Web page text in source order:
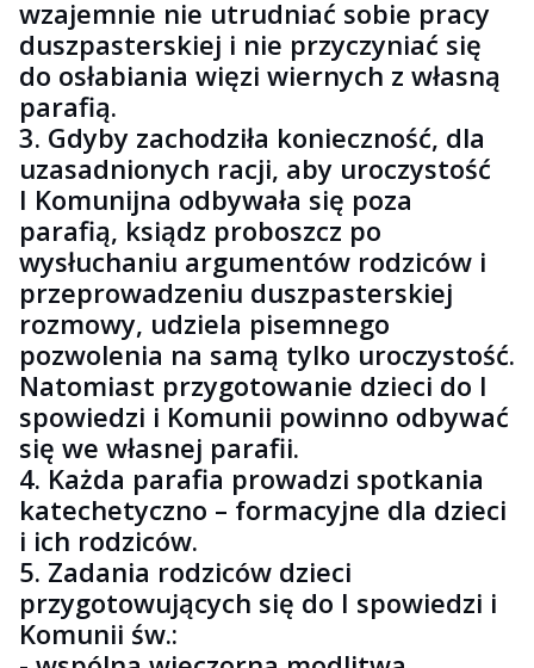
wzajemnie nie utrudniać sobie pracy
duszpasterskiej i nie przyczyniać się
do osłabiania więzi wiernych z własną
parafią.
3. Gdyby zachodziła konieczność, dla
uzasadnionych racji, aby uroczystość
I Komunijna odbywała się poza
parafią, ksiądz proboszcz po
wysłuchaniu argumentów rodziców i
przeprowadzeniu duszpasterskiej
rozmowy, udziela pisemnego
pozwolenia na samą tylko uroczystość.
Natomiast przygotowanie dzieci do I
spowiedzi i Komunii powinno odbywać
się we własnej parafii.
4. Każda parafia prowadzi spotkania
katechetyczno – formacyjne dla dzieci
i ich rodziców.
5. Zadania rodziców dzieci
przygotowujących się do I spowiedzi i
Komunii św.: